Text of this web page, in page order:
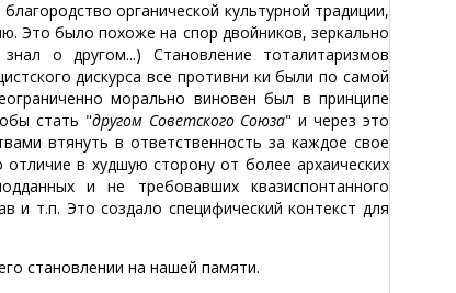
органической культурной традиции,
Это было похоже на спор двойников, зеркально
о другом...) Становление тоталитаризмов
дискурса все противни ки были по самой
морально виновен был в принципе
стать "другом Советского Союза" и через это
втянуть в ответственность за каждое свое
в худшую сторону от более архаических
и не требовавших квазиспонтанного
и т.п. Это создало специфический контекст для
становлении на нашей памяти.